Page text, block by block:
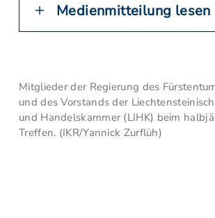
Medienmitteilung lesen
Mitglieder der Regierung des
und des Vorstands der
und Handelskammer (LIHK) beim
Treffen. (IKR/Yannick Zurflüh)